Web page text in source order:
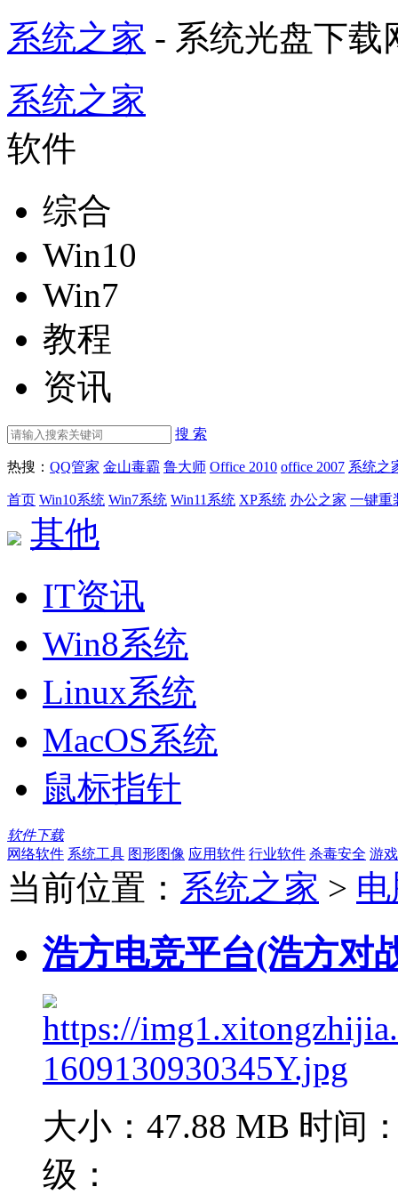
系统之家 - 系统光盘下载
系统之家
软件
综合
Win10
Win7
教程
资讯
搜 索
热搜： QQ管家 金山毒霸 鲁大师 Office 2010 office 2007 系统之
首页 Win10系统 Win7系统 Win11系统 XP系统 办公之家 一键重
其他
IT资讯
Win8系统
Linux系统
MacOS系统
鼠标指针
软件下载
网络软件 系统工具 图形图像 应用软件 行业软件 杀毒安全 游
当前位置： 系统之家 >
浩方电竞平台(浩方对
大小：47.88 MB 时间
级：